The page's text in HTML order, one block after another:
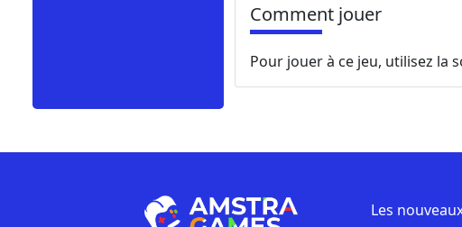
Comment jouer
Pour jouer à ce jeu, utilisez la
Les